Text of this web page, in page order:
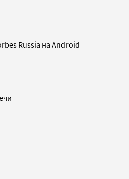
Russia на Android